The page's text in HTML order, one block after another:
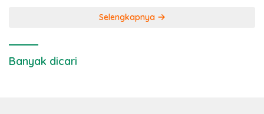
Selengkapnya
Banyak dicari